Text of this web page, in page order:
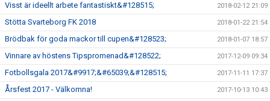
Visst är ideellt arbete fantastiskt&#128515; 2018-02-12 21:09
Stötta Svarteborg FK 2018 2018-01-22 21:54
Brödbak för goda mackor till cupen&#128523; 2018-01-07 18:57
Vinnare av höstens Tipspromenad&#128522; 2017-12-09 09:34
Fotbollsgala 2017&#9917;&#65039;&#128515; 2017-11-11 17:37
Årsfest 2017 - Välkomna! 2017-10-13 10:43